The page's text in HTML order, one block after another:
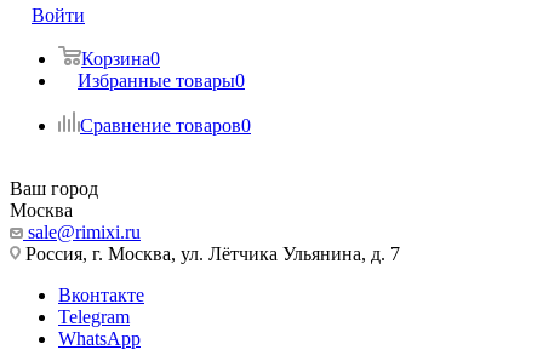
Войти
Корзина0
Избранные товары0
Сравнение товаров0
Ваш город
Москва
sale@rimixi.ru
Россия, г. Москва, ул. Лётчика Ульянина, д. 7
Вконтакте
Telegram
WhatsApp